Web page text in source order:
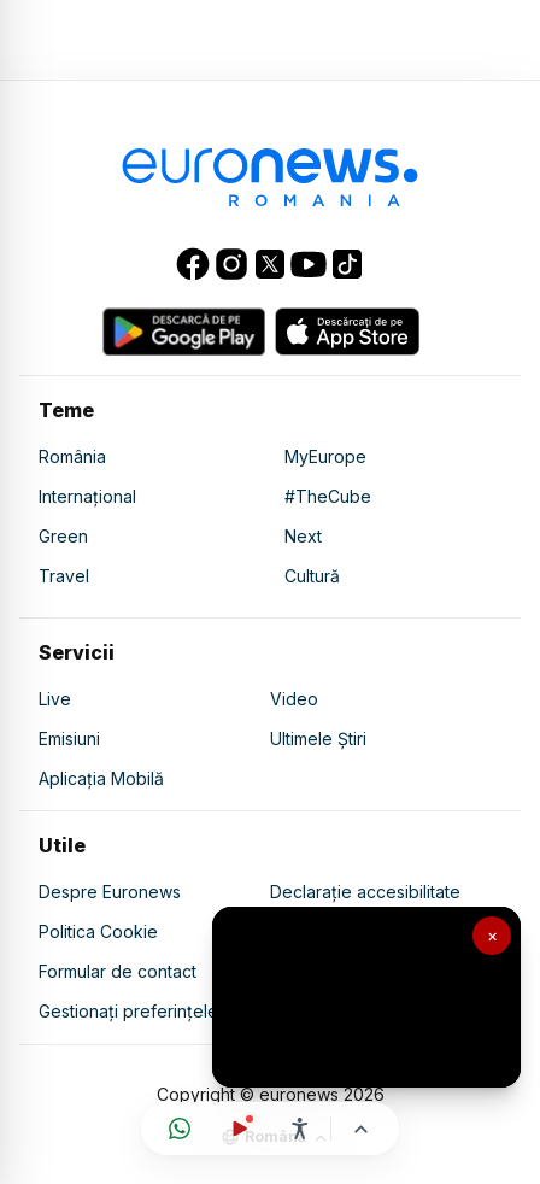
×
Teme
România
MyEurope
Internațional
#TheCube
Green
Next
Travel
Cultură
Servicii
Live
Video
Emisiuni
Ultimele Știri
Aplicația Mobilă
Utile
Despre Euronews
Declarație accesibilitate
Politica Cookie
Politica de confidențialitate
Formular de contact
Gestionați preferințele
Copyright © euronews2026
Română